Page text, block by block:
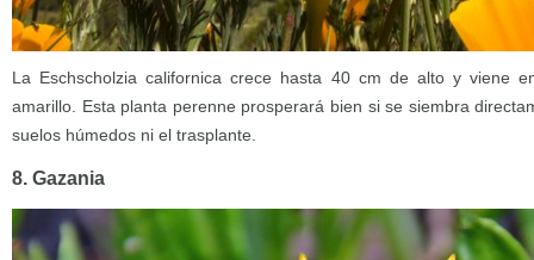
La Eschscholzia californica crece hasta 40 cm de alto y viene
amarillo. Esta planta perenne prosperará bien si se siembra
suelos húmedos ni el trasplante.
8. Gazania